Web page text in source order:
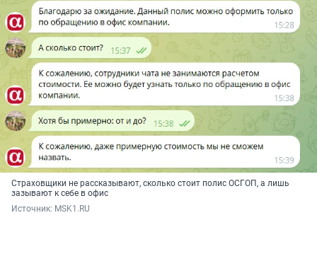
Страховщики не рассказывают, сколько стоит полис ОСГОП, а лишь
зазывают к себе в офис
Источник: MSK1.RU